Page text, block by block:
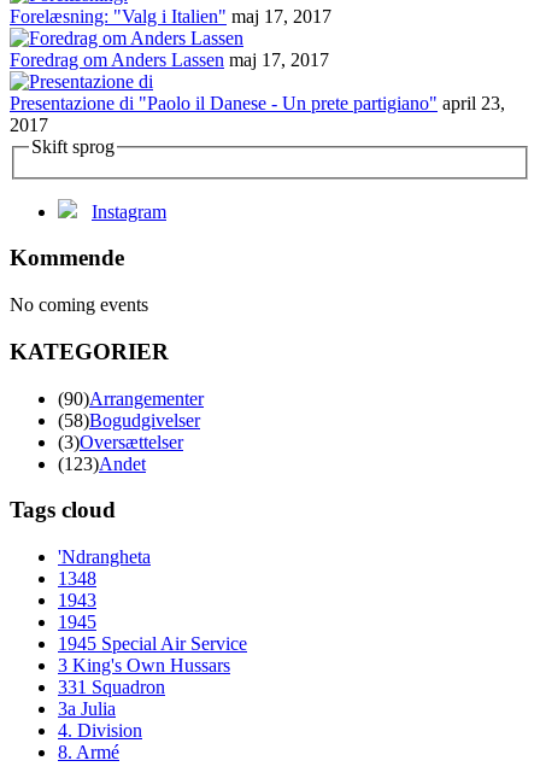
Forelæsning: "Valg i Italien" maj 17, 2017
Foredrag om Anders Lassen maj 17, 2017
Presentazione di "Paolo il Danese - Un prete partigiano" april 23,
2017
Skift sprog
Instagram
Kommende
No coming events
KATEGORIER
(90)Arrangementer
(58)Bogudgivelser
(3)Oversættelser
(123)Andet
Tags cloud
'Ndrangheta
1348
1943
1945
1945 Special Air Service
3 King's Own Hussars
331 Squadron
3a Julia
4. Division
8. Armé